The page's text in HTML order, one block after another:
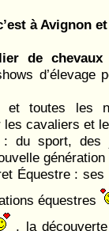
à Avignon
de
d’élevage
et toutes les
les cavaliers et
: du sport, des
Équestre :
équestres
, la